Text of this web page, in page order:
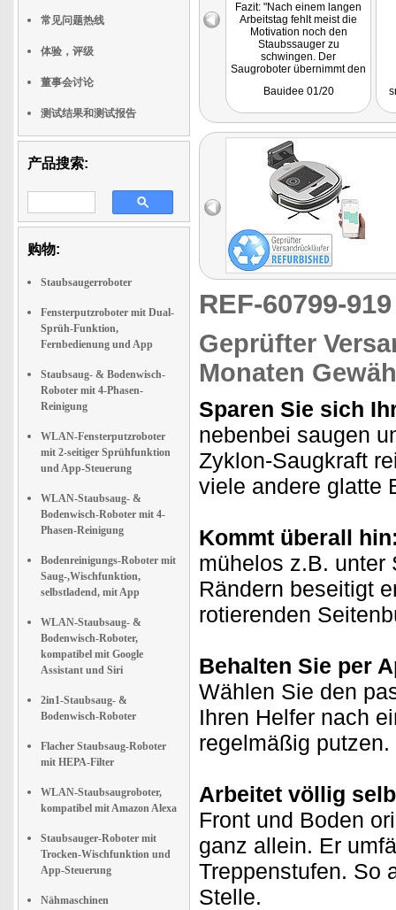
常见问题热线
体验，评级
董事会讨论
测试结果和测试报告
产品搜索:
购物:
Staubsaugerroboter
Fensterputzroboter mit Dual-
Sprüh-Funktion,
Fernbedienung und App
Staubsaug- & Bodenwisch-
Roboter mit 4-Phasen-
Reinigung
WLAN-Fensterputzroboter
mit 2-seitiger Sprühfunktion
und App-Steuerung
WLAN-Staubsaug- &
Bodenwisch-Roboter mit 4-
Phasen-Reinigung
Bodenreinigungs-Roboter mit
Saug-,Wischfunktion,
selbstladend, mit App
WLAN-Staubsaug- &
Bodenwisch-Roboter,
kompatibel mit Google
Assistant und Siri
2in1-Staubsaug- &
Bodenwisch-Roboter
Flacher Staubsaug-Roboter
mit HEPA-Filter
WLAN-Staubsaugroboter,
kompatibel mit Amazon Alexa
Staubsauger-Roboter mit
Trocken-Wischfunktion und
App-Steuerung
Nähmaschinen
Fazit: "Nach einem langen
Arbeitstag fehlt meist die
Motivation noch den
Staubssauger zu
schwingen. Der
Saugroboter übernimmt den
Bauidee 01/20
REF-60799-
Geprüfter
Monaten
Sparen Sie sich
nebenbei saugen
Zyklon-Saugkraft
viele andere glatte
Kommt überall
mühelos z.B. unter
Rändern beseitigt
rotierenden
Behalten Sie per
Wählen Sie den
Ihren Helfer nach
regelmäßig putzen.
Arbeitet völlig
Front und Boden
ganz allein. Er
Treppenstufen. So
Stelle.